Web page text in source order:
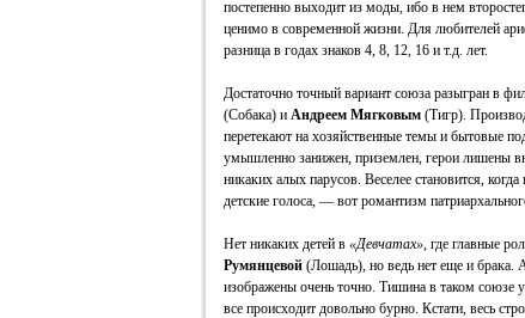
постепенно выходит из моды, ибо в нем
ценимо в современной жизни. Для любителей
разница в годах знаков 4, 8, 12, 16 и т.д. лет.
Достаточно точный вариант союза разыгран в
(Собака) и Андреем Мягковым (Тигр).
перетекают на хозяйственные темы и бытовые
умышленно занижен, приземлен, герои лишены
никаких алых парусов. Веселее становится,
детские голоса, — вот романтизм
Нет никаких детей в «Девчатах», где главные
Румянцевой (Лошадь), но ведь нет еще и
изображены очень точно. Тишина в таком союзе
все происходит довольно бурно. Кстати, весь